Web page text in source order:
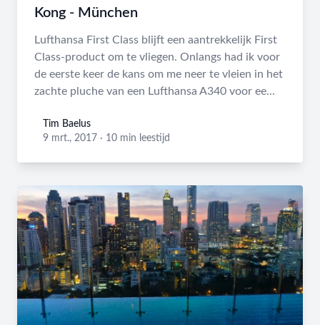
Kong - München
Lufthansa First Class blijft een aantrekkelijk First
Class-product om te vliegen. Onlangs had ik voor
de eerste keer de kans om me neer te vleien in het
zachte pluche van een Lufthansa A340 voor ee...
Tim Baelus
Tim Baelus
9 mrt., 2017 · 10 min leestijd